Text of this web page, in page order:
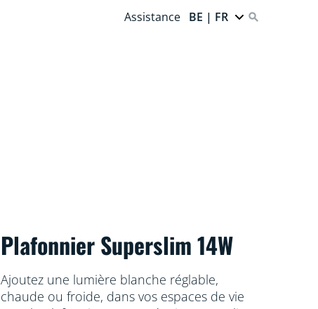
Assistance BE | FR
Plafonnier Superslim 14W
Ajoutez une lumière blanche réglable,
chaude ou froide, dans vos espaces de vie